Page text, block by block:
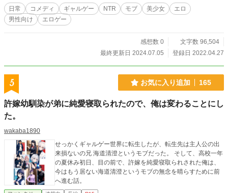
た。 ※プロローグの部分は、随時追加します。 9/30 プロローグ 留学生編6 を
追加しました。
日常 コメディ ギャルゲー NTR モブ 美少女
エロ
男性向け
エロゲー
感想数 0
文字数 96,504
最終更新日 2024.07.05
登録日 2022.04.27
5 お気に入り追加 165
許嫁幼馴染が弟に純愛寝取られたので、俺は変わることにし
た。
wakaba1890
せっかくギャルゲー世界に転生したが、転生先は主人公の出
来損ないの兄 海道清澄というモブだった。 そして、高校一年
の夏休み初日、目の前で、許嫁を純愛寝取られされた俺は、
今はもう居ない海道清澄というモブの無念を晴らすために前
へ進む話。